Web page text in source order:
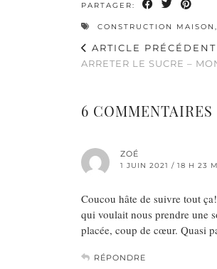
PARTAGER:
CONSTRUCTION MAISON ,
ARTICLE PRÉCÉDENT
ARRETER LE SUCRE –
6 COMMENTAIRES
ZOÉ
1 JUIN 2021 / 18 H 23
Coucou hâte de suivre tout
qui voulait nous prendre une
placée, coup de cœur. Quasi
RÉPONDRE